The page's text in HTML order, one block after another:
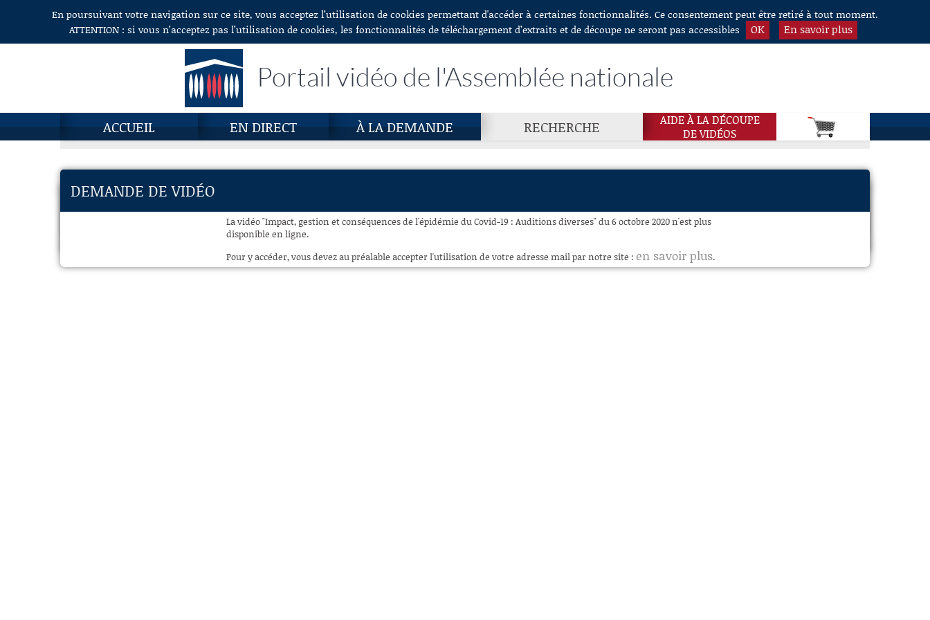
Aller au contenuEn poursuivant votre navigation sur ce site, vous acceptez l’utilisation de cookies permettant d'accéder à certaines fonctionnalités. Ce consentement peut être retiré à tout moment.
ATTENTION : si vous n’acceptez pas l’utilisation de cookies, les fonctionnalités de téléchargement d’extraits et de découpe ne seront pas accessibles
OK En savoir plus
Portail vidéo de l'Assemblée nationale
ACCUEIL EN DIRECT À LA DEMANDE RECHERCHE
AIDE À LA DÉCOUPE
DE VIDÉOS
DEMANDE DE VIDÉO
La vidéo "Impact, gestion et conséquences de l'épidémie du Covid-19 : Auditions diverses" du 6 octobre 2020 n'est plus
disponible en ligne.
Pour y accéder, vous devez au préalable accepter l'utilisation de votre adresse mail par notre site : en savoir plus.